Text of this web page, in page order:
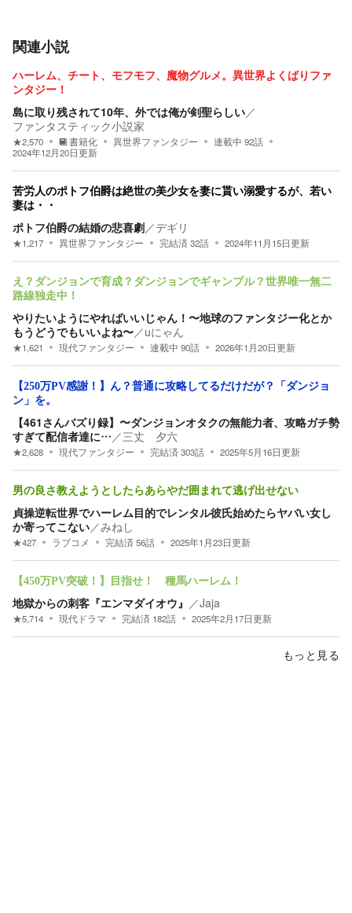
関連小説
ハーレム、チート、モフモフ、魔物グルメ。異世界よくばりファ
ンタジー！
島に取り残されて10年、外では俺が剣聖らしい／
ファンタスティック小説家
★2,570 書籍化 異世界ファンタジー 連載中 92話
2024年12月20日更新
苦労人のポトフ伯爵は絶世の美少女を妻に貰い溺愛するが、若い
妻は・・
ポトフ伯爵の結婚の悲喜劇／デギリ
★1,217 異世界ファンタジー 完結済32話 2024年11月15日更新
え？ダンジョンで育成？ダンジョンでギャンブル？世界唯一無二
路線独走中！
やりたいようにやればいいじゃん！〜地球のファンタジー化とか
もうどうでもいいよね〜／uにゃん
★1,621 現代ファンタジー 連載中 90話 2026年1月20日更新
【250万PV感謝！】ん？普通に攻略してるだけだが？「ダンジョ
ン」を。
【461さんバズり録】〜ダンジョンオタクの無能力者、攻略ガチ勢
すぎて配信者達に… ／三丈 夕六
★2,628 現代ファンタジー 完結済303話 2025年5月16日更新
男の良さ教えようとしたらあらやだ囲まれて逃げ出せない
貞操逆転世界でハーレム目的でレンタル彼氏始めたらヤバい女し
か寄ってこない／みねし
★427 ラブコメ 完結済56話 2025年1月23日更新
【450万PV突破！】目指せ！ 種馬ハーレム！
地獄からの刺客『エンマダイオウ』 ／Jaja
★5,714 現代ドラマ 完結済 182話 2025年2月17日更新
もっと見る